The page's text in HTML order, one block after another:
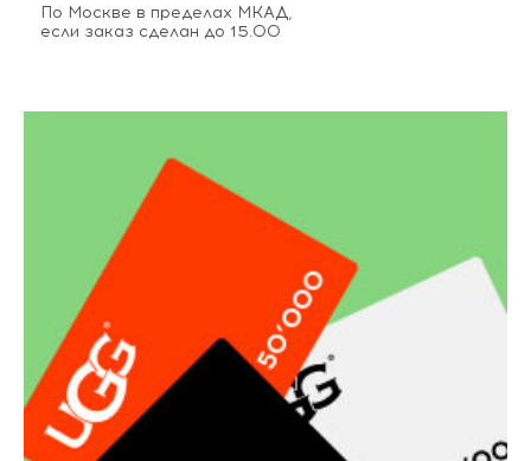
По Москве в пределах МКАД,
если заказ сделан до 15.00